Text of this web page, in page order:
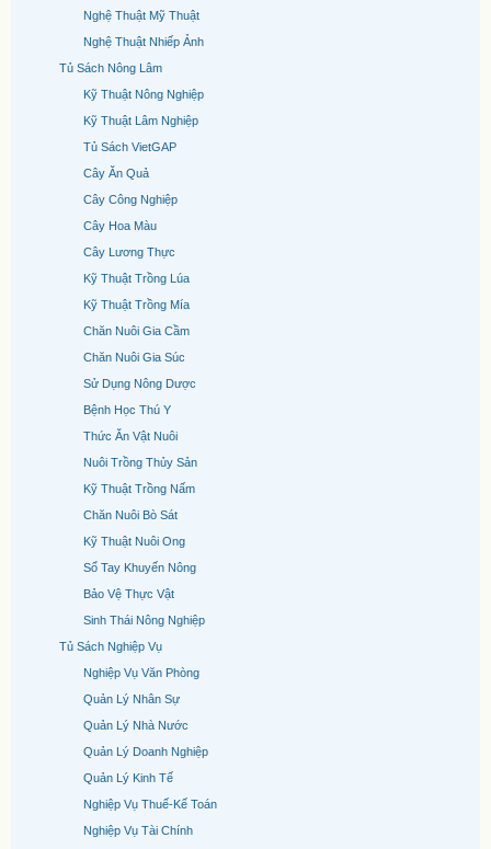
Nghệ Thuật Mỹ Thuật
Nghệ Thuật Nhiếp Ảnh
Tủ Sách Nông Lâm
Kỹ Thuật Nông Nghiệp
Kỹ Thuật Lâm Nghiệp
Tủ Sách VietGAP
Cây Ăn Quả
Cây Công Nghiệp
Cây Hoa Màu
Cây Lương Thực
Kỹ Thuật Trồng Lúa
Kỹ Thuật Trồng Mía
Chăn Nuôi Gia Cầm
Chăn Nuôi Gia Súc
Sử Dụng Nông Dược
Bệnh Học Thú Y
Thức Ăn Vật Nuôi
Nuôi Trồng Thủy Sản
Kỹ Thuật Trồng Nấm
Chăn Nuôi Bò Sát
Kỹ Thuật Nuôi Ong
Sổ Tay Khuyến Nông
Bảo Vệ Thực Vật
Sinh Thái Nông Nghiệp
Tủ Sách Nghiệp Vụ
Nghiệp Vụ Văn Phòng
Quản Lý Nhân Sự
Quản Lý Nhà Nước
Quản Lý Doanh Nghiệp
Quản Lý Kinh Tế
Nghiệp Vụ Thuế-Kế Toán
Nghiệp Vụ Tài Chính